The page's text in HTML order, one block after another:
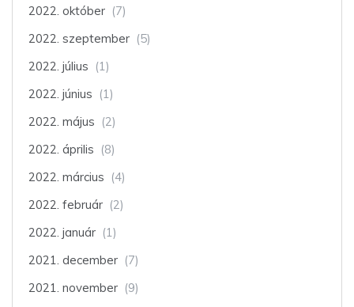
2022. október (7)
2022. szeptember (5)
2022. július (1)
2022. június (1)
2022. május (2)
2022. április (8)
2022. március (4)
2022. február (2)
2022. január (1)
2021. december (7)
2021. november (9)